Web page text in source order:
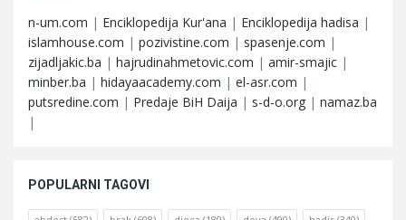
n-um.com | Enciklopedija Kur'ana | Enciklopedija hadisa |
islamhouse.com | pozivistine.com | spasenje.com |
zijadljakic.ba | hajrudinahmetovic.com | amir-smajic |
minber.ba | hidayaacademy.com | el-asr.com |
putsredine.com | Predaje BiH Daija | s-d-o.org | namaz.ba
|
POPULARNI TAGOVI